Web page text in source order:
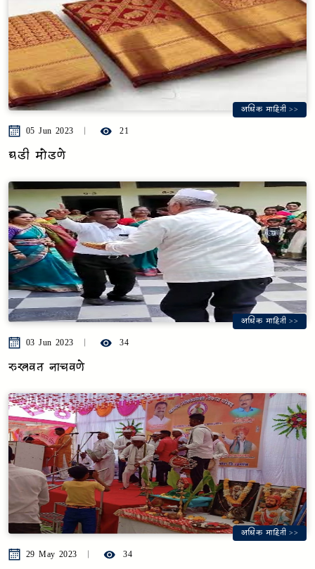
अधिक माहिती >>
05 Jun 2023 21
घडी मोडणे
अधिक माहिती >>
03 Jun 2023 34
रुखवत नाचवणे
अधिक माहिती >>
29 May 2023 34